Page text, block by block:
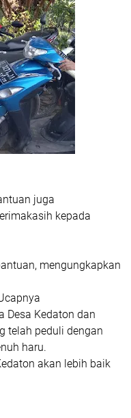
juga
kepada
mengungkapkan
Desa Kedaton dan
telah peduli dengan
haru.
akan lebih baik